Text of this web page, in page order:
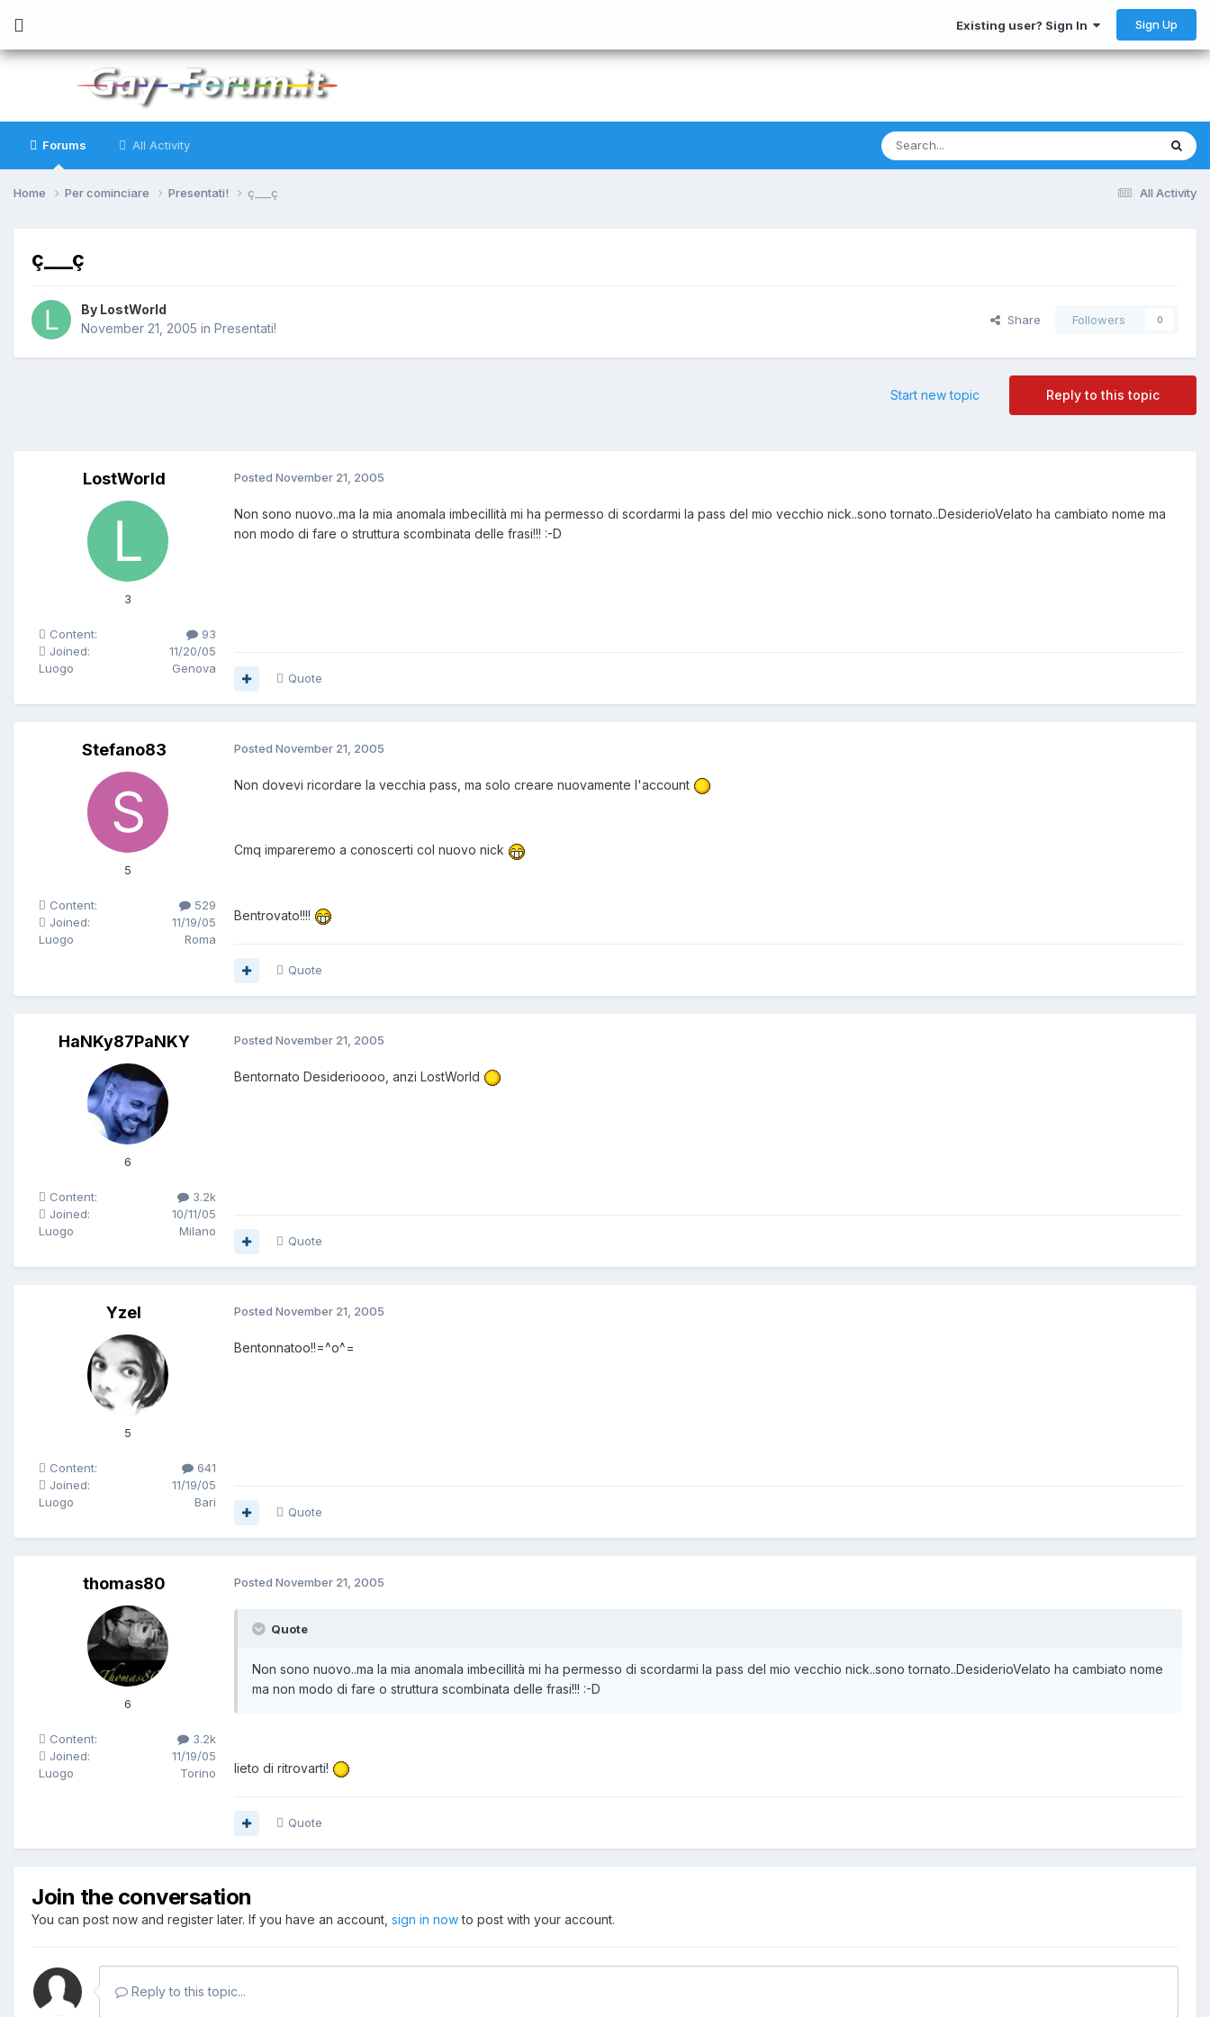
Existing user? Sign In Sign Up
Forums All Activity
All Activity
Home Per cominciare Presentati! ç___ç
ç___ç
By LostWorld
November 21, 2005 in Presentati!
Share Followers 0
Reply to this topic
Start new topic
LostWorld
3
Content:
93
Joined:
11/20/05
Luogo
Genova
Posted November 21, 2005
Non sono nuovo..ma la mia anomala imbecillità mi ha permesso di scordarmi la pass del mio vecchio nick..sono tornato..DesiderioVelato ha cambiato nome ma
non modo di fare o struttura scombinata delle frasi!!! :-D
Quote
Stefano83
5
Content:
529
Joined:
11/19/05
Luogo
Roma
Posted November 21, 2005
Non dovevi ricordare la vecchia pass, ma solo creare nuovamente l'account
Cmq impareremo a conoscerti col nuovo nick
Bentrovato!!!!
Quote
HaNKy87PaNKY
6
Content:
3.2k
Joined:
10/11/05
Luogo
Milano
Posted November 21, 2005
Bentornato Desiderioooo, anzi LostWorld
Quote
Yzel
5
Content:
641
Joined:
11/19/05
Luogo
Bari
Posted November 21, 2005
Bentonnatoo!!=^o^=
Quote
thomas80
6
Content:
3.2k
Joined:
11/19/05
Luogo
Torino
Posted November 21, 2005
Quote
Non sono nuovo..ma la mia anomala imbecillità mi ha permesso di scordarmi la pass del mio vecchio nick..sono tornato..DesiderioVelato ha cambiato nome
ma non modo di fare o struttura scombinata delle frasi!!! :-D
lieto di ritrovarti!
Quote
Join the conversation
You can post now and register later. If you have an account, sign in nowto post with your account.
Reply to this topic...